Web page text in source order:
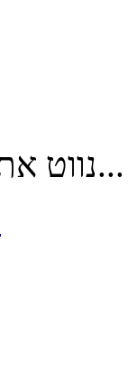
נווט את האניה שלך דרך...